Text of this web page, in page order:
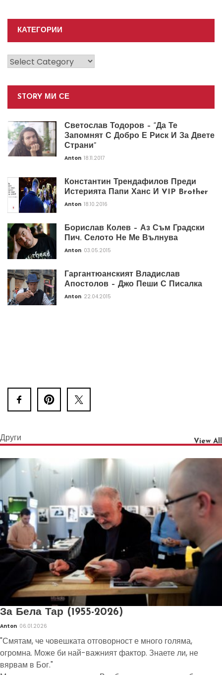
КАТЕГОРИИ
Категории
STORY МИ СЕ
Светослав Тодоров – “Да Те
Запомнят С Добро Е Риск И За Двете
Страни”
Anton 18.11.2017
Константин Трендафилов Преди
Истерията Папи Ханс И VIP Brother
Anton 18.10.2016
Борислав Колев – Аз Съм Градски
Пич. Селото Не Ме Вълнува
Anton 03.05.2015
Гаргантюанският Владислав
Апостолов – Джо Пеши С Писалка
Anton 22.04.2015
Други View All
За Бела Тар (1955-2026)
Anton 06.01.2026
"Смятам, че човешката отговорност е много голяма,
огромна. Може би най-важният фактор. Знаете ли, не
вярвам в Бог."